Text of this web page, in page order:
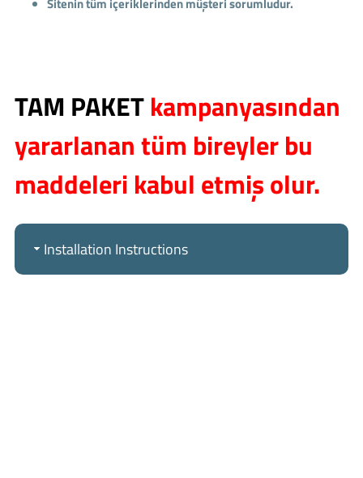
TAM PAKETkampanyasından
yararlanan tüm bireyler bu
maddeleri kabul etmiş olur.
Installation Instructions